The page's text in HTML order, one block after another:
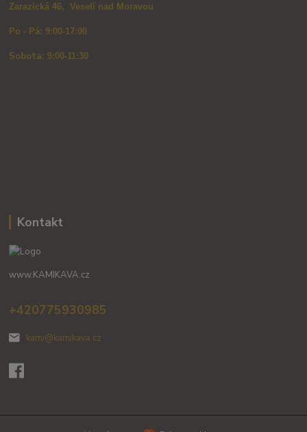
Zarazická 46, Veselí nad Moravou
Po - Pá: 9:00-17:00
Sobota: 9:00-11:30
Kontakt
www.KAMIKAVA.cz
+420775930985
kami@kamikava.cz